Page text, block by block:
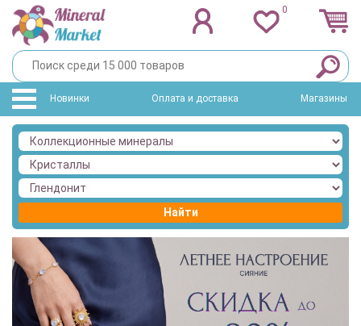
0
Новинки Оплата и доставка Магазины
Найти